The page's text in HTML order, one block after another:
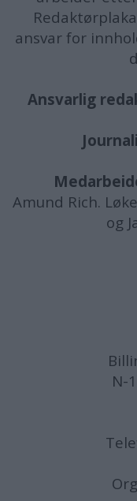
ansvar for
Ansvarlig
Amund Rich.
og
N-